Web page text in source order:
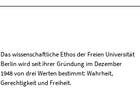
Das wissenschaftliche Ethos der Freien Universität
Berlin wird seit ihrer Gründung im Dezember
1948 von drei Werten bestimmt: Wahrheit,
Gerechtigkeit und Freiheit.